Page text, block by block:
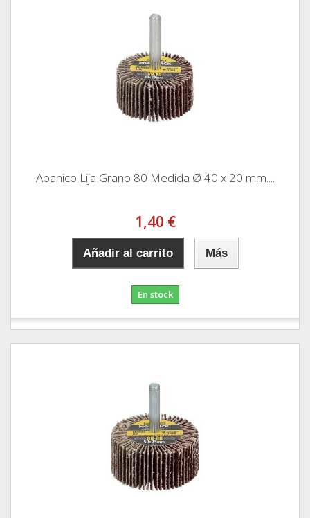
Abanico Lija Grano 80 Medida Ø 40 x 20 mm....
1,40 €
Añadir al carrito Más
En stock